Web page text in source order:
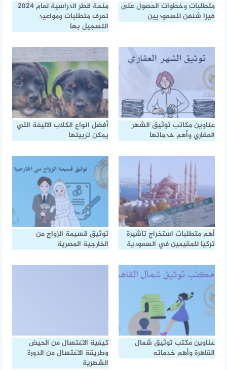
متطلبات وخطوات الحصول على
فيزا شنغن للسعوديين
منحة قطر الدراسية لعام 2024
تعرف متطلبات ومواعيد
التسجيل بها
عناوين مكاتب توثيق الشهر
العقاري وأهم خدماتها
أفضل انواع الكلاب الاليفة التي
يمكن تربيتها
أهم متطلبات استخراج تاشيرة
تركيا للمقيمين في السعودية
توثيق قسيمة الزواج من
الخارجية المصرية
عناوين مكتب توثيق شمال
القاهرة وأهم خدماته
كيفية الاغتسال من الحيض
وطريقة الاغتسال من الدورة
الشهرية